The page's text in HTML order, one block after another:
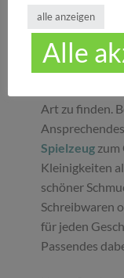
dass bei uns
glücklich
seinen
machen.
Art zu finden.
Spielzeug zum
Kleinigkeiten
schöner
Schreibwaren
für jeden
Passendes
alle anzeigen
Alle